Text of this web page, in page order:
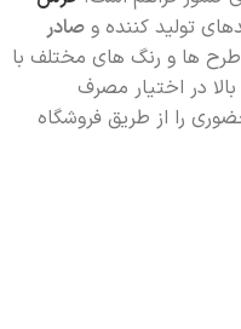
تولید کننده و صادر
طرح ها و رنگ های مختلف با
در اختیار مصرف
را از طریق فروشگاه